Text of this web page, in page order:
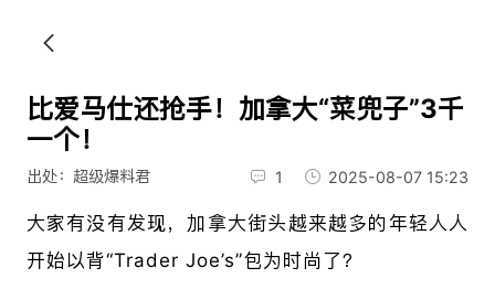
比爱马仕还抢手！加拿大“菜兜子”3千
一个！
出处：超级爆料君 1 2025-08-07 15:23
大家有没有发现，加拿大街头越来越多的年轻人人
开始以背“Trader Joe’s”包为时尚了？